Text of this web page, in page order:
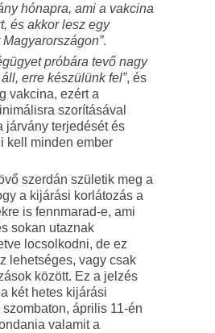
hónapra, ami a vakcina
és akkor lesz egy
.
próbára tevő nagy
erre készülünk fel”, és
vakcina, ezért a
szorításával
járvány terjedését és
kell minden ember
szerdán születik meg a
a kijárási korlátozás a
is fennmarad-e, ami
sokan utaznak
locsolkodni, de ez
lehetséges, vagy csak
között. Ez a jelzés
két hetes kijárási
április 11-én
valamit a